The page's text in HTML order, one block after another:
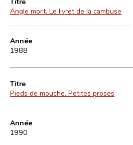
Angle mort. Le livret de la cambuse
Année
1988
Titre
Pieds de mouche. Petites proses
Année
1990